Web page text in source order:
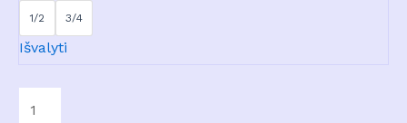
1/2 3/4
Išvalyti